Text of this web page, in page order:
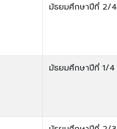
มัธยมศึกษาปีที่ 2/4
มัธยมศึกษาปีที่ 1/4